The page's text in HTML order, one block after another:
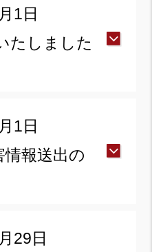
1日
たしました
1日
情報送出の
29日